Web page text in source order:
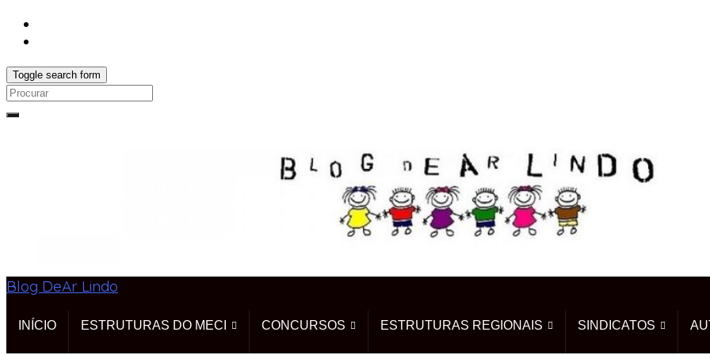
Toggle search form
Search
Blog DeAr Lindo
INÍCIO ESTRUTURAS DO MECI CONCURSOS ESTRUTURAS REGIONAIS SINDICATOS